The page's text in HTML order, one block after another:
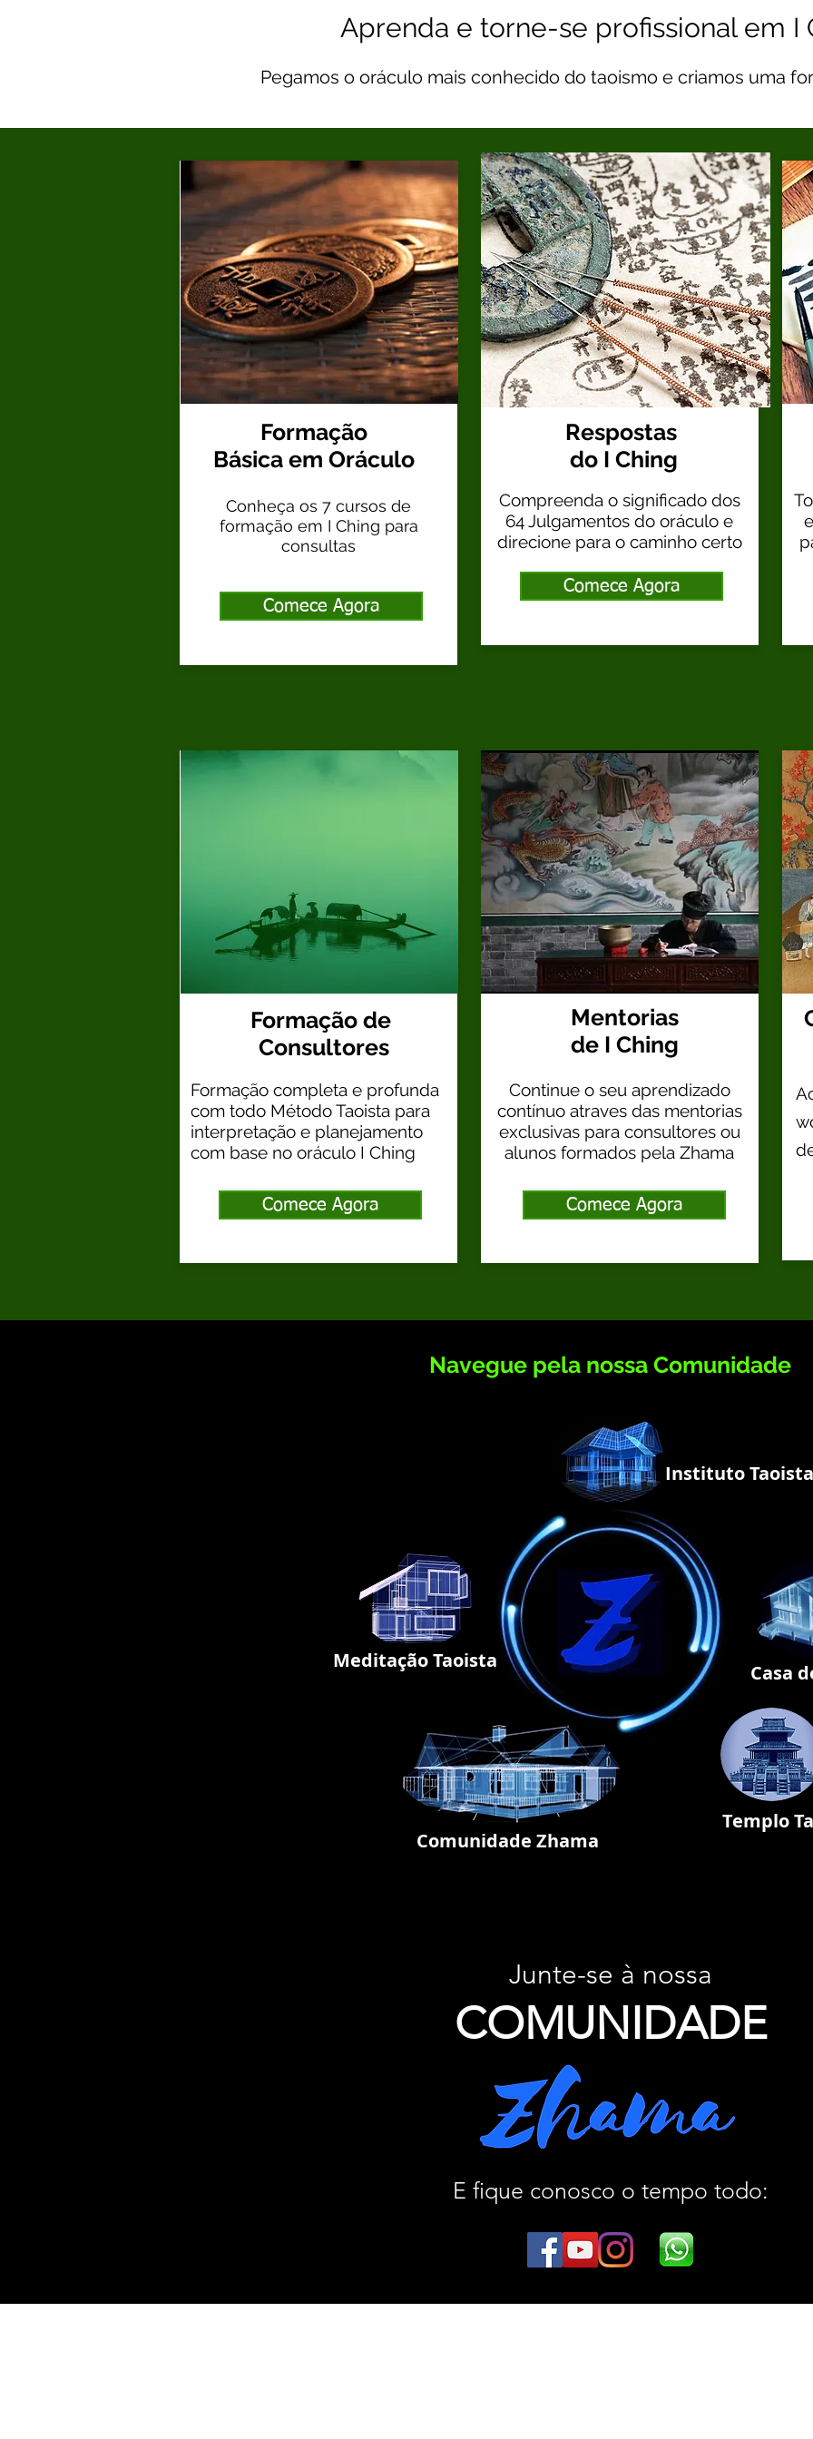
Aprenda e torne-se profissional em I
Pegamos o oráculo mais conhecido do taoismo e criamos uma
Formação
Básica em Oráculo
Conheça os 7 cursos de
formação em I Ching para
consultas
Comece Agora
Respostas
do I Ching
Compreenda o significado dos
64 Julgamentos do oráculo e
direcione para o caminho certo
Comece Agora
Formação de
Consultores
Formação completa e profunda
com todo Método Taoista para
interpretação e planejamento
com base no oráculo I Ching
Comece Agora
Mentorias
de I Ching
Continue o seu aprendizado
contínuo atraves das mentorias
exclusivas para consultores ou
alunos formados pela Zhama
Comece Agora
Navegue pela nossa Comunidade
Templo
Meditação Taoista
Casa
Instituto Taoista
Comunidade Zhama
Junte-se à nossa
COMUNIDADE
E fique conosco o tempo todo: